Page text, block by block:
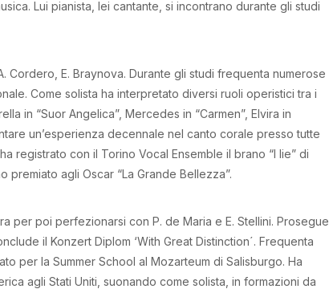
Lui pianista, lei cantante, si incontrano durante gli studi
Cordero, E. Braynova. Durante gli studi frequenta numerose
Come solista ha interpretato diversi ruoli operistici tra i
in “Suor Angelica”, Mercedes in “Carmen”, Elvira in
un’esperienza decennale nel canto corale presso tutte
registrato con il Torino Vocal Ensemble il brano “I lie” di
agli Oscar “La Grande Bellezza”.
per poi perfezionarsi con P. de Maria e E. Stellini. Prosegue
il Konzert Diplom ‘With Great Distinction´. Frequenta
per la Summer School al Mozarteum di Salisburgo. Ha
agli Stati Uniti, suonando come solista, in formazioni da